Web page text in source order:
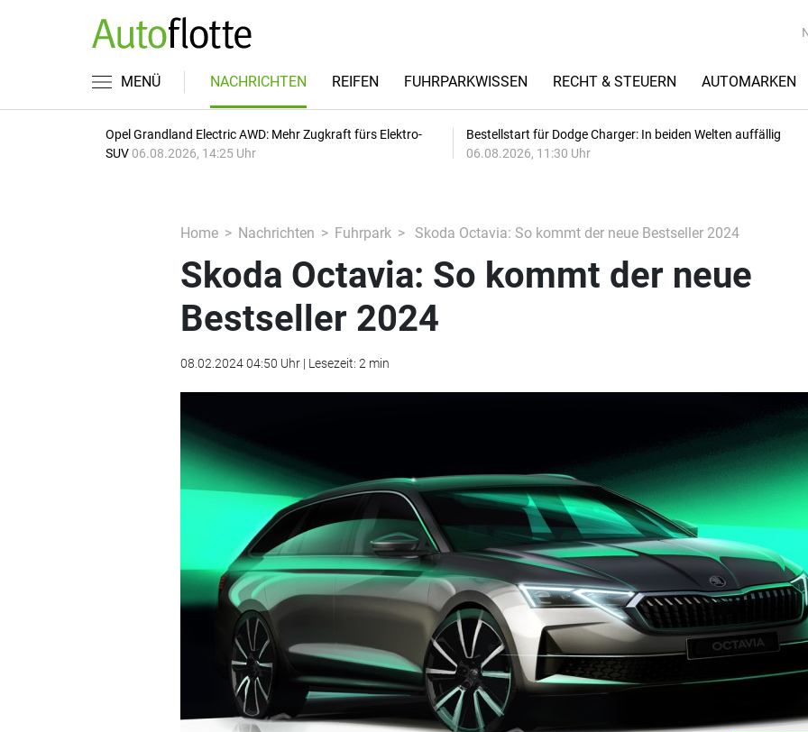
MENÜ NACHRICHTEN REIFEN FUHRPARKWISSEN RECHT & STEUERN AUTOMARKEN
Opel Grandland Electric AWD: Mehr Zugkraft fürs Elektro-
SUV 06.08.2026, 14:25 Uhr
Bestellstart für Dodge Charger: In beiden Welten auffällig
06.08.2026, 11:30 Uhr
Home Nachrichten Fuhrpark Skoda Octavia: So kommt der neue Bestseller 2024
Skoda Octavia: So kommt der neue
Bestseller 2024
08.02.2024 04:50 Uhr | Lesezeit: 2 min